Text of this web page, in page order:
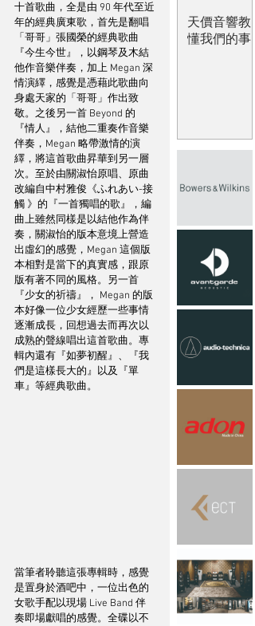
十首歌曲，全是由 90 年代至近
年的經典廣東歌，首先是翻唱
「哥哥」張國榮的經典歌曲
『今生今世』，以鋼琴及木結
他作音樂伴奏，加上 Megan 深
情演繹，感覺是憑藉此歌曲向
身處天家的「哥哥」作出致
敬。之後另一首 Beyond 的
『情人』，結他二重奏作音樂
伴奏，Megan 略帶激情的演
繹，將這首歌曲昇華到另一層
次。至於由關淑怡原唱、原曲
改編自中村雅俊《ふれあい-接
觸 》的『一首獨唱的歌』，編
曲上雖然同樣是以結他作為伴
奏，關淑怡的版本意境上營造
出虛幻的感覺，Megan 這個版
本相對是當下的真實感，跟原
版有著不同的風格。另一首
『少女的祈禱』， Megan 的版
本好像一位少女經歷一些事情
逐漸成長，回想過去而再次以
成熟的聲線唱出這首歌曲。專
輯內還有『如夢初醒』、『我
們是這樣長大的』以及『單
車』等經典歌曲。
當筆者聆聽這張專輯時，感覺
是置身於酒吧中，一位出色的
女歌手配以現場 Live Band 伴
奏即場獻唱的感覺。全碟以不
天價音響教
懂我們的事